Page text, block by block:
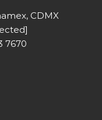
CDMX
7670